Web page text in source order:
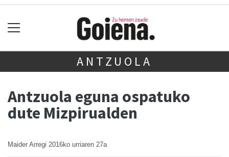
ANTZUOLA
Antzuola eguna ospatuko
dute Mizpirualden
Maider Arregi 2016ko urriaren 27a